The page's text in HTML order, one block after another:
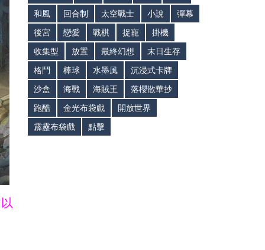
和風
回合制 太空戰士 小說
彈幕
後宮
戀愛 戰棋 捉寵
掛機
收集型
放置 最終幻想
末日生存
格鬥
棒球 水墨風
沉浸式卡牌
沙盒
海戰 海賊王
落櫻散華抄
跑酷
金光布袋戲
開放世界
霹靂布袋戲
點擊